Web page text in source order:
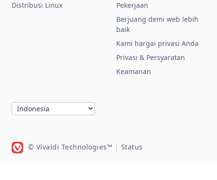
Distribusi Linux
Pekerjaan
Berjuang demi web lebih
baik
Kami hargai privasi Anda
Privasi & Persyaratan
Keamanan
© Vivaldi Technologies™ | Status